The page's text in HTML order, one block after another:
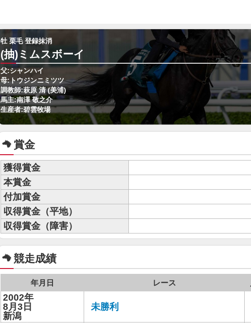
牡 栗毛 登録抹消
(抽)ミムスボーイ
父:シャンハイ
母:トウジンニミツツ
調教師:萩原 清 (美浦)
馬主:南澤 敬之介
生産者:碧雲牧場
賞金
獲得賞金
本賞金
付加賞金
収得賞金（平地）
収得賞金（障害）
競走成績
年月日 レース
2002年
8月3日
新潟
未勝利